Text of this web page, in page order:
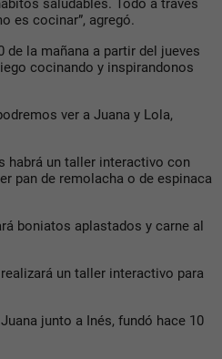
saludables. Todo a través
es cocinar”, agregó.
la mañana a partir del jueves
cocinando y inspirandonos
ver a Juana y Lola,
habrá un taller interactivo con
pan de remolacha o de espinaca
boniatos aplastados y carne al
un taller interactivo para
junto a Inés, fundó hace 10